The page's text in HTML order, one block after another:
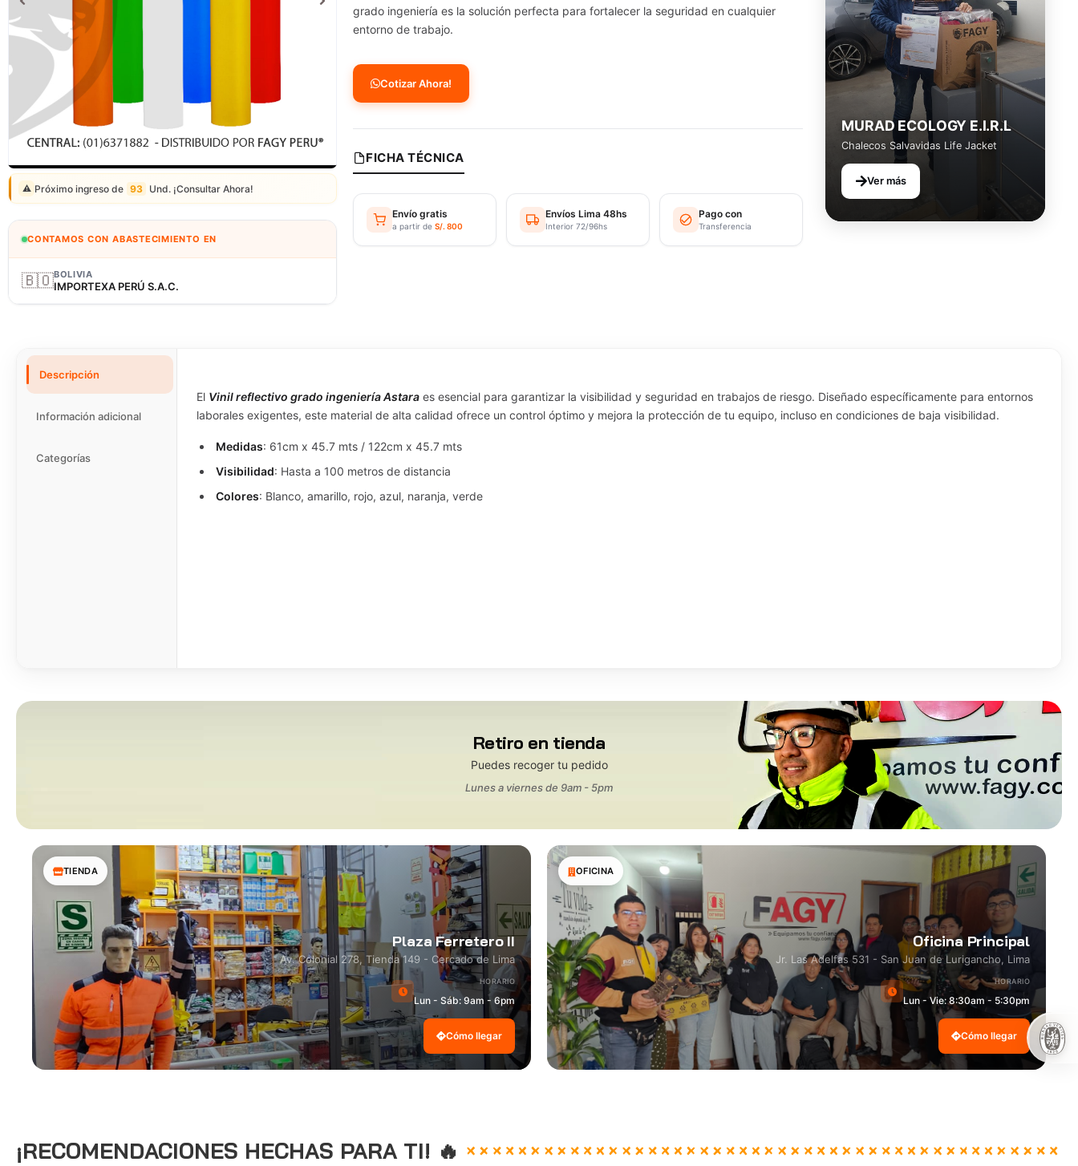
⚠️ Próximo ingreso de 93 Und. ¡Consultar Ahora!
CONTAMOS CON ABASTECIMIENTO EN
🇧🇴BOLIVIA
IMPORTEXA PERÚ S.A.C.
grado ingeniería es la solución perfecta para fortalecer la seguridad en cualquier
entorno de trabajo.
Cotizar Ahora!
FICHA TÉCNICA
Envío gratis
a partir deS/. 800
Envíos Lima 48hs
Interior 72/96hs
Pago con
Transferencia
MURAD ECOLOGY E.I.R.L
Chalecos Salvavidas Life Jacket
Ver más
Descripción
Información adicional
Categorías
El Vinil reflectivo grado ingeniería Astara es esencial para garantizar la visibilidad y seguridad en trabajos de riesgo. Diseñado específicamente para entornos
laborales exigentes, este material de alta calidad ofrece un control óptimo y mejora la protección de tu equipo, incluso en condiciones de baja visibilidad.
Medidas: 61cm x 45.7 mts / 122cm x 45.7 mts
Visibilidad: Hasta a 100 metros de distancia
Colores: Blanco, amarillo, rojo, azul, naranja, verde
Retiro en tienda
Puedes recoger tu pedido
Lunes a viernes de 9am - 5pm
TIENDA
Plaza Ferretero II
Av. Colonial 278, Tienda 149 - Cercado de Lima
HORARIO
Lun - Sáb: 9am - 6pm
Cómo llegar
OFICINA
Oficina Principal
Jr. Las Adelfas 531 - San Juan de Lurigancho, Lima
HORARIO
Lun - Vie: 8:30am - 5:30pm
Cómo llegar
¡RECOMENDACIONES HECHAS PARA TI! 🔥